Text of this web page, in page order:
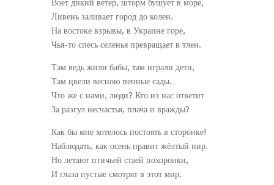
Воет дикий ветер, шторм бушует в море,
Ливень заливает город до колен.
На востоке взрывы, в Украине горе,
Чья-то спесь селенья превращает в тлен.
Там ведь жили бабы, там играли дети,
Там цвели весною пенные сады.
Что же с нами, люди? Кто из нас ответит
За разгул несчастья, плача и вражды?
Как бы мне хотелось постоять в сторонке!
Наблюдать, как осень правит жёлтый пир.
Но летают птичьей стаей похоронки,
И глаза пустые смотрят в этот мир.